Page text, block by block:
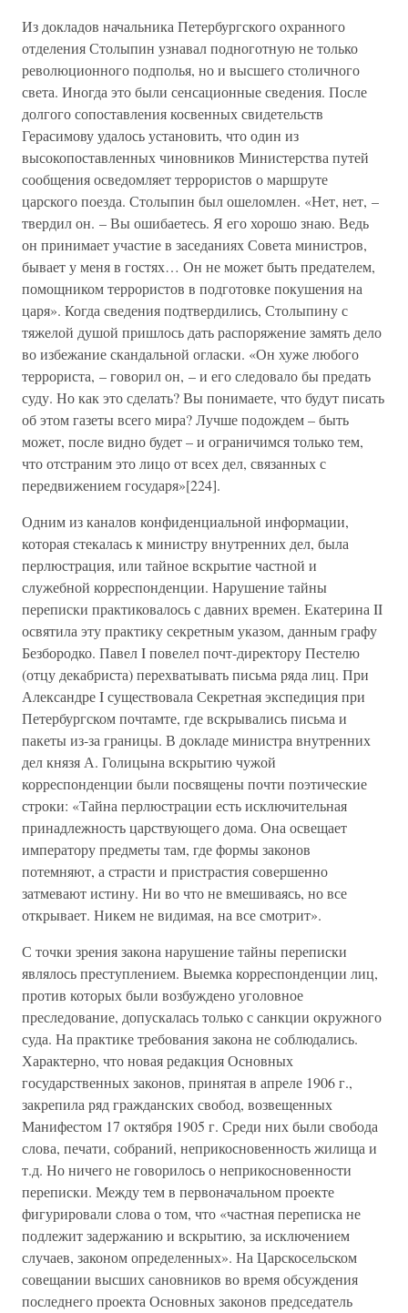
Из докладов начальника Петербургского охранного
отделения Столыпин узнавал подноготную не только
революционного подполья, но и высшего столичного
света. Иногда это были сенсационные сведения. После
долгого сопоставления косвенных свидетельств
Герасимову удалось установить, что один из
высокопоставленных чиновников Министерства путей
сообщения осведомляет террористов о маршруте
царского поезда. Столыпин был ошеломлен. «Нет, нет, –
твердил он. – Вы ошибаетесь. Я его хорошо знаю. Ведь
он принимает участие в заседаниях Совета министров,
бывает у меня в гостях… Он не может быть предателем,
помощником террористов в подготовке покушения на
царя». Когда сведения подтвердились, Столыпину с
тяжелой душой пришлось дать распоряжение замять дело
во избежание скандальной огласки. «Он хуже любого
террориста, – говорил он, – и его следовало бы предать
суду. Но как это сделать? Вы понимаете, что будут писать
об этом газеты всего мира? Лучше подождем – быть
может, после видно будет – и ограничимся только тем,
что отстраним это лицо от всех дел, связанных с
передвижением государя»[224].
Одним из каналов конфиденциальной информации,
которая стекалась к министру внутренних дел, была
перлюстрация, или тайное вскрытие частной и
служебной корреспонденции. Нарушение тайны
переписки практиковалось с давних времен. Екатерина II
освятила эту практику секретным указом, данным графу
Безбородко. Павел I повелел почт-директору Пестелю
(отцу декабриста) перехватывать письма ряда лиц. При
Александре I существовала Секретная экспедиция при
Петербургском почтамте, где вскрывались письма и
пакеты из-за границы. В докладе министра внутренних
дел князя А. Голицына вскрытию чужой
корреспонденции были посвящены почти поэтические
строки: «Тайна перлюстрации есть исключительная
принадлежность царствующего дома. Она освещает
императору предметы там, где формы законов
потемняют, а страсти и пристрастия совершенно
затмевают истину. Ни во что не вмешиваясь, но все
открывает. Никем не видимая, на все смотрит».
С точки зрения закона нарушение тайны переписки
являлось преступлением. Выемка корреспонденции лиц,
против которых были возбуждено уголовное
преследование, допускалась только с санкции окружного
суда. На практике требования закона не соблюдались.
Характерно, что новая редакция Основных
государственных законов, принятая в апреле 1906 г.,
закрепила ряд гражданских свобод, возвещенных
Манифестом 17 октября 1905 г. Среди них были свобода
слова, печати, собраний, неприкосновенность жилища и
т.д. Но ничего не говорилось о неприкосновенности
переписки. Между тем в первоначальном проекте
фигурировали слова о том, что «частная переписка не
подлежит задержанию и вскрытию, за исключением
случаев, законом определенных». На Царскосельском
совещании высших сановников во время обсуждения
последнего проекта Основных законов председатель